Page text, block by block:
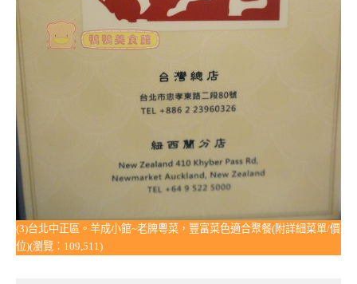
(3)台北中正區。羊成小館~老牌粵菜，豐富菜色適合聚餐(附詳細菜單/價
位)(瀏覽：109,511)